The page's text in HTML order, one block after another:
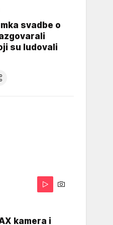
svadbe o
su ludovali
kamera i